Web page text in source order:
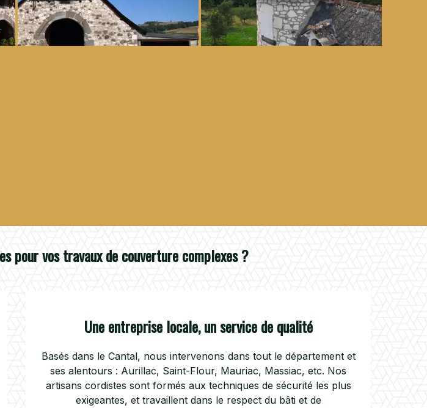
pour vos travaux de couverture complexes ?
Une entreprise locale, un service de qualité
Basés dans le Cantal, nous intervenons dans tout le département et
ses alentours : Aurillac, Saint-Flour, Mauriac, Massiac, etc. Nos
artisans cordistes sont formés aux techniques de sécurité les plus
exigeantes, et travaillent dans le respect du bâti et de